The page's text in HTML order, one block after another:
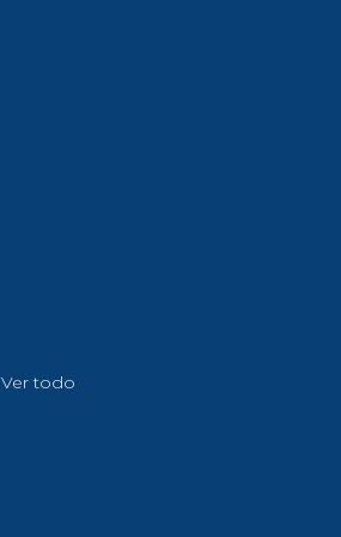
Ver todo